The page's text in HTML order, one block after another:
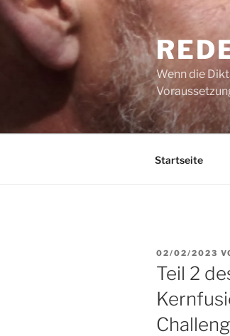
Zum
Inhalt
springen
Wenn die
Startseite
AM
02/02/2023
Teil 2